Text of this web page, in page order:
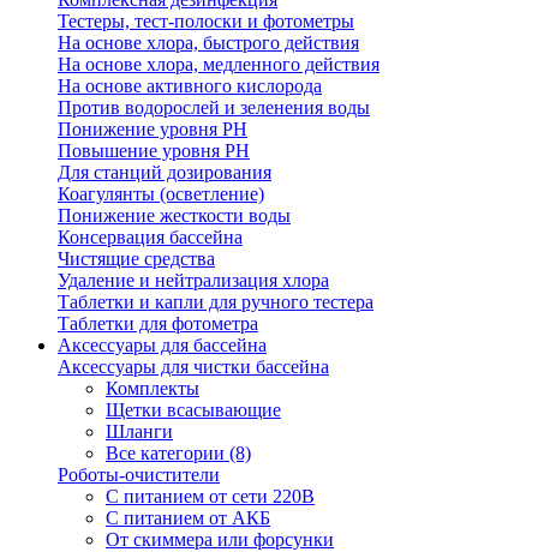
Тестеры, тест-полоски и фотометры
На основе хлора, быстрого действия
На основе хлора, медленного действия
На основе активного кислорода
Против водорослей и зеленения воды
Понижение уровня РН
Повышение уровня РН
Для станций дозирования
Коагулянты (осветление)
Понижение жесткости воды
Консервация бассейна
Чистящие средства
Удаление и нейтрализация хлора
Таблетки и капли для ручного тестера
Таблетки для фотометра
Аксессуары для бассейна
Аксессуары для чистки бассейна
Комплекты
Щетки всасывающие
Шланги
Все категории (8)
Роботы-очистители
С питанием от сети 220В
С питанием от АКБ
От скиммера или форсунки